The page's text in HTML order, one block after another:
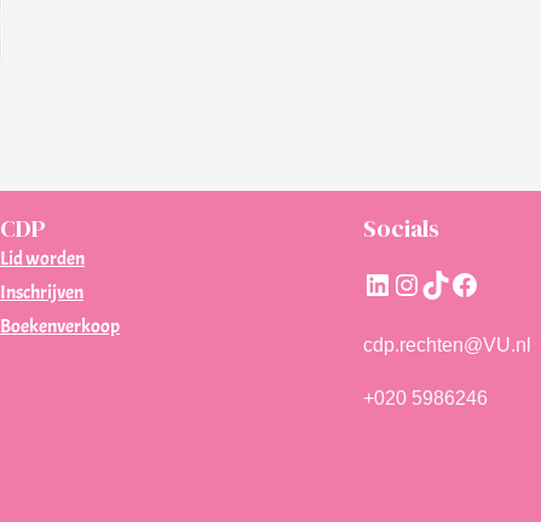
CDP
Lid worden
Inschrijven
Boekenverkoop
Socials
LinkedIn
Instagram
TikTokFacebook
cdp.rechten@VU.nl
+020 5986246